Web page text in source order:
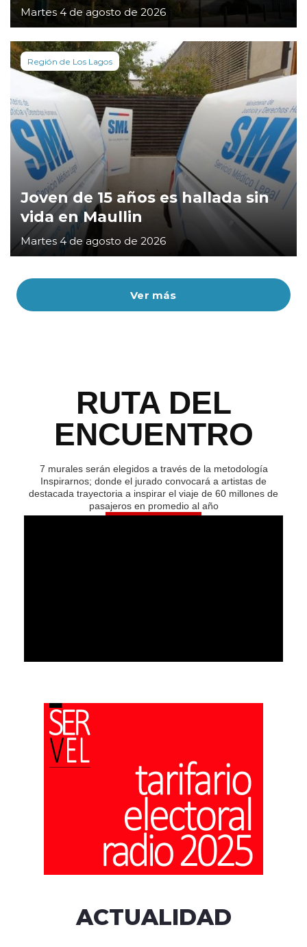
Ver más
Martes 4 de agosto de 2026
Región de Los Lagos
Joven de 15 años es hallada sin
vida en Maullin
Martes 4 de agosto de 2026
RUTA DEL
ENCUENTRO
7 murales serán elegidos a través de la metodología
Inspirarnos; donde el jurado convocará a artistas de
destacada trayectoria a inspirar el viaje de 60 millones de
pasajeros en promedio al año
ACTUALIDAD